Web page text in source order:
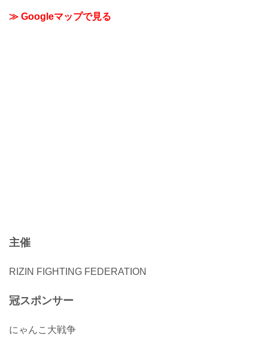
リ△タウン」のサイトです。
≫ Googleマップで見る
主催
RIZIN FIGHTING FEDERATION
冠スポンサー
にゃんこ大戦争